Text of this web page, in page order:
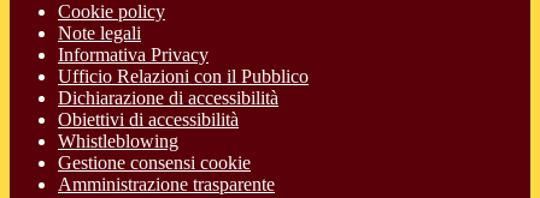
Cookie policy
Note legali
Informativa Privacy
Ufficio Relazioni con il Pubblico
Dichiarazione di accessibilità
Obiettivi di accessibilità
Whistleblowing
Gestione consensi cookie
Amministrazione trasparente